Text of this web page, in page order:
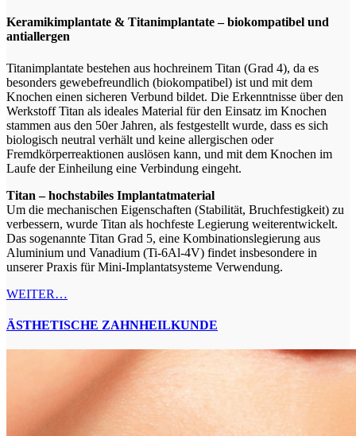
Keramikimplantate & Titanimplantate – biokompatibel und
antiallergen
Titanimplantate bestehen aus hochreinem Titan (Grad 4), da es
besonders gewebefreundlich (biokompatibel) ist und mit dem
Knochen einen sicheren Verbund bildet. Die Erkenntnisse über den
Werkstoff Titan als ideales Material für den Einsatz im Knochen
stammen aus den 50er Jahren, als festgestellt wurde, dass es sich
biologisch neutral verhält und keine allergischen oder
Fremdkörperreaktionen auslösen kann, und mit dem Knochen im
Laufe der Einheilung eine Verbindung eingeht.
Titan – hochstabiles Implantatmaterial
Um die mechanischen Eigenschaften (Stabilität, Bruchfestigkeit) zu
verbessern, wurde Titan als hochfeste Legierung weiterentwickelt.
Das sogenannte Titan Grad 5, eine Kombinationslegierung aus
Aluminium und Vanadium (Ti-6Al-4V) findet insbesondere in
unserer Praxis für Mini-Implantatsysteme Verwendung.
WEITER…
ÄSTHETISCHE ZAHNHEILKUNDE